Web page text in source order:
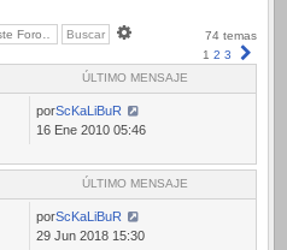
74 temas
1 2 3
ÚLTIMO MENSAJE
porScKaLiBuR
16 Ene 2010 05:46
ÚLTIMO MENSAJE
porScKaLiBuR
29 Jun 2018 15:30